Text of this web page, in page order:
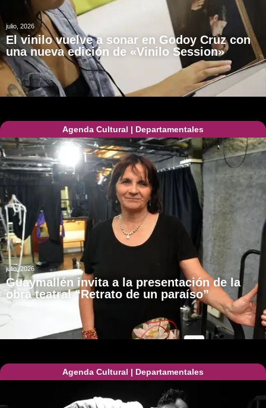
julio, 2026
El vinilo vuelve a sonar en Godoy Cruz con
una nueva edición de «Vinilo Session»
Agenda Cultural | Departamentales
julio, 2026
Guaymallén invita a la presentación de la
obra teatral “Retrato de un paraíso”
Agenda Cultural | Departamentales